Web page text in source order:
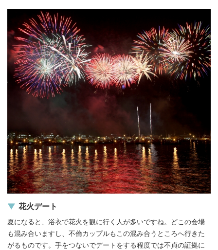
花火デート
夏になると、浴衣で花火を観に行く人が多いですね。どこの会場
も混み合いますし、不倫カップルもこの混み合うところへ行きた
がるものです。手をつないでデートをする程度では不貞の証拠に